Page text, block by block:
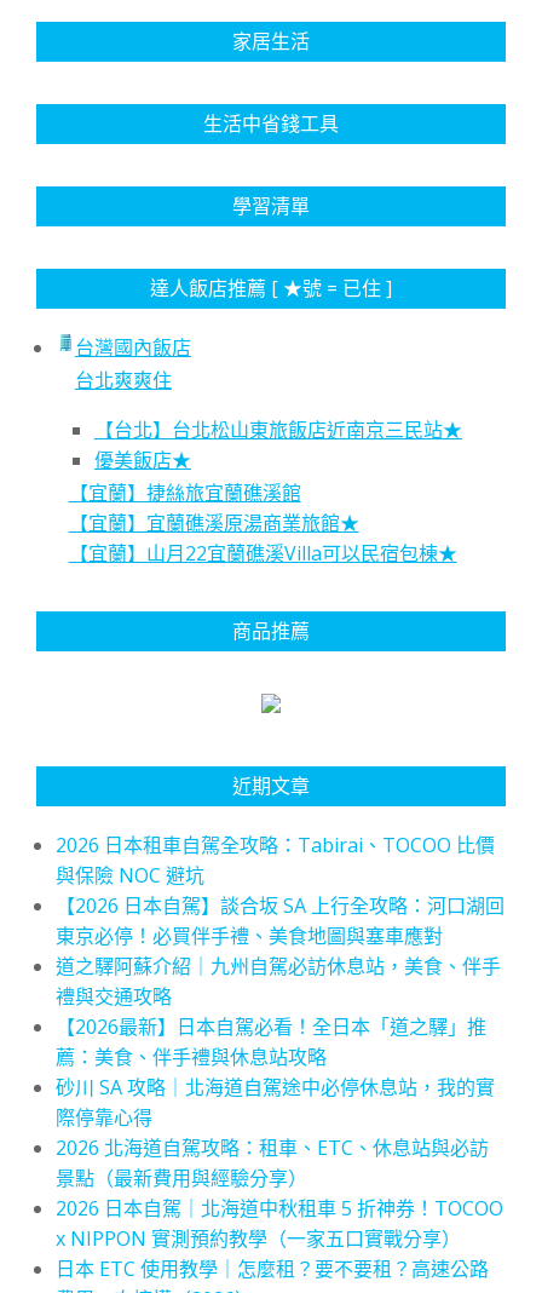
家居生活
生活中省錢工具
學習清單
達人飯店推薦 [ ★號 = 已住 ]
台灣國內飯店
台北爽爽住
【台北】台北松山東旅飯店近南京三民站★
優美飯店★
【宜蘭】捷絲旅宜蘭礁溪館
【宜蘭】宜蘭礁溪原湯商業旅館★
【宜蘭】山月22宜蘭礁溪Villa可以民宿包棟★
商品推薦
近期文章
2026 日本租車自駕全攻略：Tabirai、TOCOO 比價
與保險 NOC 避坑
【2026 日本自駕】談合坂 SA 上行全攻略：河口湖回
東京必停！必買伴手禮、美食地圖與塞車應對
道之驛阿蘇介紹｜九州自駕必訪休息站，美食、伴手
禮與交通攻略
【2026最新】日本自駕必看！全日本「道之驛」推
薦：美食、伴手禮與休息站攻略
砂川 SA 攻略｜北海道自駕途中必停休息站，我的實
際停靠心得
2026 北海道自駕攻略：租車、ETC、休息站與必訪
景點（最新費用與經驗分享）
2026 日本自駕｜北海道中秋租車 5 折神券！TOCOO
x NIPPON 實測預約教學（一家五口實戰分享）
日本 ETC 使用教學｜怎麼租？要不要租？高速公路